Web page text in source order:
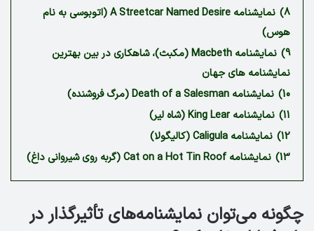
8)
نمایشنامه A Streetcar Named Desire (اتوبوسی به نام
هوس)
9)
نمایشنامه Macbeth (مکبث)، شاهکاری در بین بهترین
نمایشنامه های جهان
10) نمایشنامه Death of a Salesman (مرگ فروشنده)
11) نمایشنامه King Lear (شاه لیر)
12) نمایشنامه Caligula (کالیگولا)
13) نمایشنامه Cat on a Hot Tin Roof (گربه روی شیروانی داغ)
چگونه می‌توان نمایشنامه‌های تأثیرگذار در